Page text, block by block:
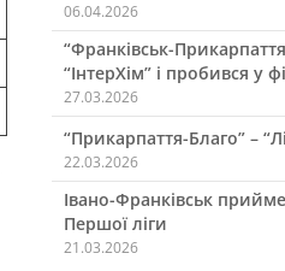
06.04.2026
“Франківськ-
“ІнтерХім” і пробився у
27.03.2026
“Прикарпаття-Благо” –
22.03.2026
Івано-Франківськ
Першої ліги
21.03.2026